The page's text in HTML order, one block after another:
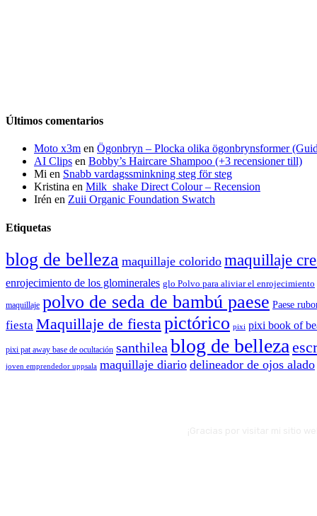
Últimos comentarios
Moto x3m en Ögonbryn – Plocka olika ögonbrynsformer
AI Clips en Bobby’s Haircare Shampoo (+3 recensioner till)
Mi en Snabb vardagssminkning steg för steg
Kristina en Milk_shake Direct Colour – Recension
Irén en Zuii Organic Foundation Swatch
Etiquetas
blog de belleza maquillaje colorido maquillaje
enrojecimiento de los glominerales glo Polvo para aliviar el enrojecimiento
maquillaje polvo de seda de bambú paese Paese
fiesta Maquillaje de fiestapictórico pixi pixi book of
pixi pat away base de ocultación santhilea blog de belleza
joven emprendedor uppsala maquillaje diario delineador de ojos alado